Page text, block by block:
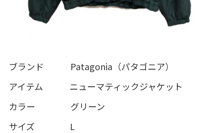
ブランド Patagonia（パタゴニア）
アイテム ニューマティックジャケット
カラー グリーン
サイズ L